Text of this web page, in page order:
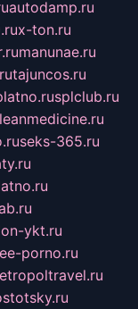
autodamp.ru
x-ton.ru
manunae.ru
tajuncos.ru
splclub.ru
seks-365.ru
ykt.ru
porno.ru